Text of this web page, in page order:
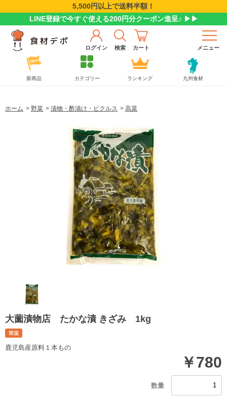
5,500円以上で送料半額！
LINE登録で今すぐ使える200円分クーポン進呈♪ ▶▶
ログイン 検索 カート メニュー
新商品 カテゴリー ランキング 九州食材
ホーム > 野菜 > 漬物・酢漬け・ピクルス > 高菜
大薗漬物店 たかな漬 きざみ 1kg
鹿児島産原料１本もの
￥780